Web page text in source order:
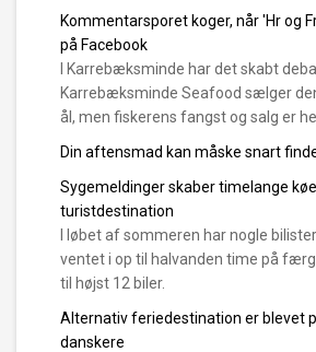
Kommentarsporet koger, når 'Hr og
på Facebook
I Karrebæksminde har det skabt
Karrebæksminde Seafood sælger
ål, men fiskerens fangst og salg er
Din aftensmad kan måske snart
Sygemeldinger skaber timelange
turistdestination
I løbet af sommeren har nogle
ventet i op til halvanden time på
til højst 12 biler.
Alternativ feriedestination er blevet
danskere